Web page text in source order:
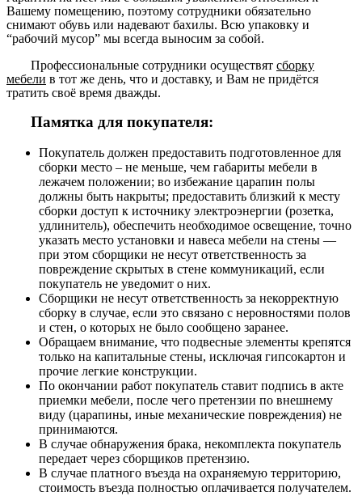
Вашему помещению, поэтому сотрудники обязательно
снимают обувь или надевают бахилы. Всю упаковку и
“рабочий мусор” мы всегда выносим за собой.
Профессиональные сотрудники осуществят сборку
мебели в тот же день, что и доставку, и Вам не придётся
тратить своё время дважды.
Памятка для покупателя:
Покупатель должен предоставить подготовленное для
сборки место – не меньше, чем габариты мебели в
лежачем положении; во избежание царапин полы
должны быть накрыты; предоставить близкий к месту
сборки доступ к источнику электроэнергии (розетка,
удлинитель), обеспечить необходимое освещение, точно
указать место установки и навеса мебели на стены —
при этом сборщики не несут ответственность за
повреждение скрытых в стене коммуникаций, если
покупатель не уведомит о них.
Сборщики не несут ответственность за некорректную
сборку в случае, если это связано с неровностями полов
и стен, о которых не было сообщено заранее.
Обращаем внимание, что подвесные элементы крепятся
только на капитальные стены, исключая гипсокартон и
прочие легкие конструкции.
По окончании работ покупатель ставит подпись в акте
приемки мебели, после чего претензии по внешнему
виду (царапины, иные механические повреждения) не
принимаются.
В случае обнаружения брака, некомплекта покупатель
передает через сборщиков претензию.
В случае платного въезда на охраняемую территорию,
стоимость въезда полностью оплачивается получателем.